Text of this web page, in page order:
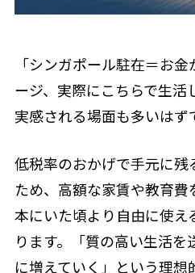
「シンガポール駐在＝お
ージ、実際にこちらで生活
実感される場面も多いはず
低税率のおかげで手元に残
ため、高額な家賃や教育費
本にいた頃より自由に使え
ります。「質の高い生活
に増えていく」という理